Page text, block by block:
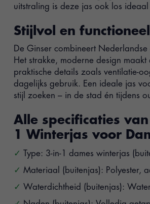
uitstraling is deze jas ook los
Stijlvol en functioneel
De Ginser combineert
Het strakke, moderne design
praktische details zoals ventilatie-
dagelijks gebruik. Een ideale jas
stijl zoeken – in de stad én tijdens
Alle specificaties
1 Winterjas voor
Type: 3-in-1 dames winterjas
Materiaal (buitenjas): Polyester,
Waterdichtheid (buitenjas):